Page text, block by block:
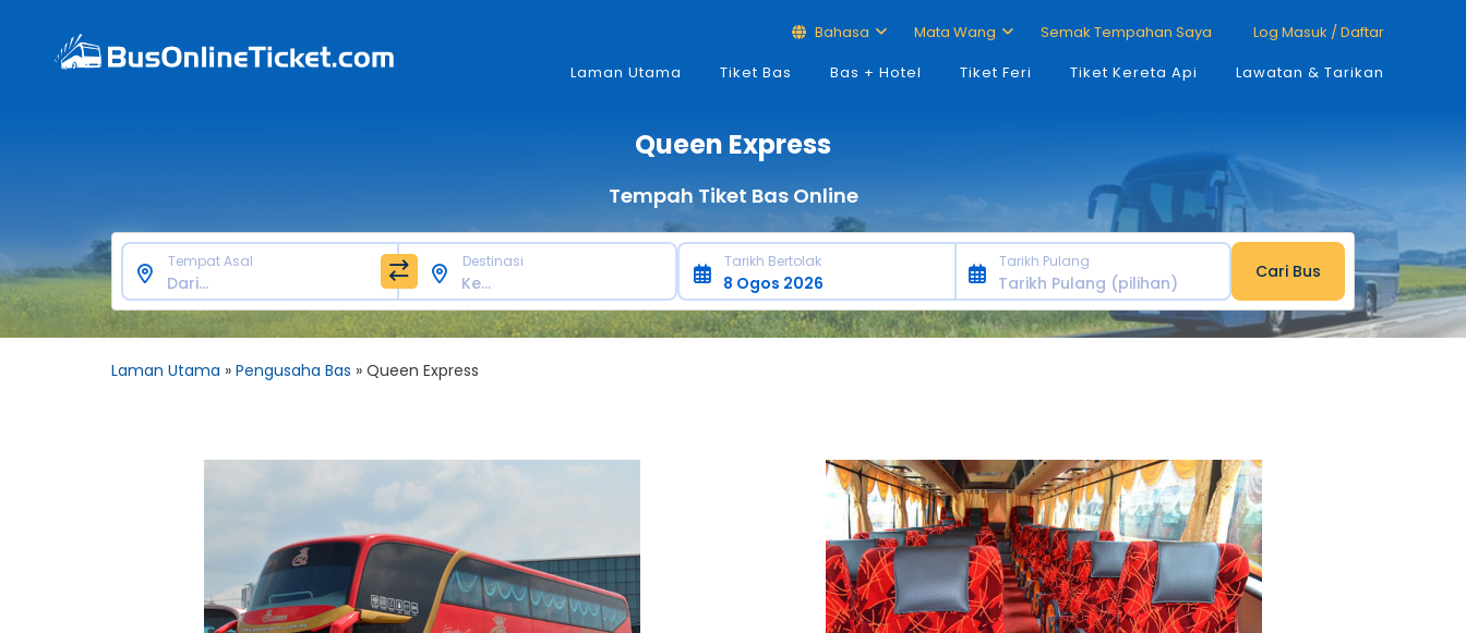
Bahasa Mata Wang Semak Tempahan Saya
Log Masuk / Daftar
Laman Utama
Tiket Bas Bas + Hotel Tiket Feri Tiket Kereta Api Lawatan & Tarikan
Queen Express
Tempah Tiket Bas Online
Tempat Asal Destinasi Tarikh Bertolak Tarikh Pulang
Laman Utama » Pengusaha Bas » Queen Express